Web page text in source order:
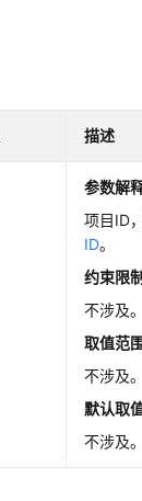
描述
参数解
项目ID
ID。
约束限制
不涉及。
取值范
不涉及。
默认取
不涉及。